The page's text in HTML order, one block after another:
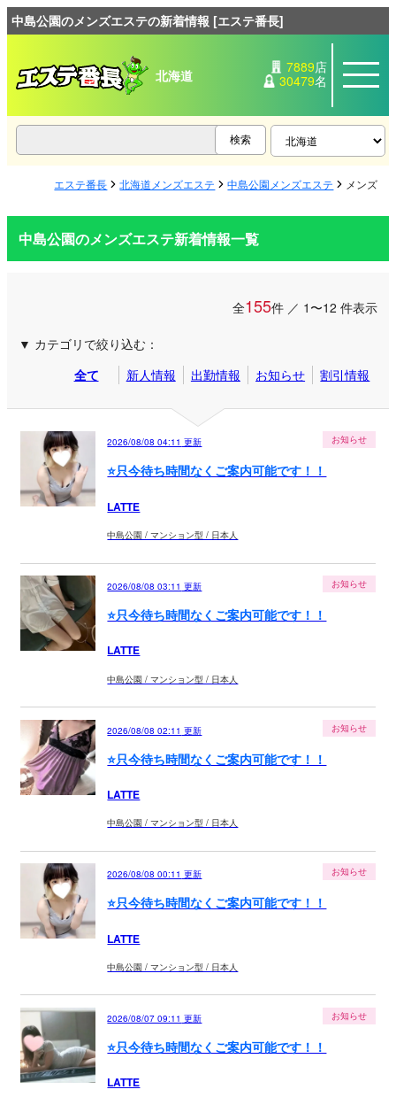
中島公園のメンズエステの新着情報 [エステ番長]
北海道 7889店
30479名
エステ番長 北海道メンズエステ 中島公園メンズエステ メンズエ
中島公園のメンズエステ新着情報一覧
全155件 ／ 1〜12 件表示
カテゴリで絞り込む：
全て
新人情報 出勤情報 お知らせ 割引情報
お知らせ
2026/08/08 04:11 更新
⭐️只今待ち時間なくご案内可能です！！
LATTE
中島公園 / マンション型 / 日本人
お知らせ
2026/08/08 03:11 更新
⭐️只今待ち時間なくご案内可能です！！
LATTE
中島公園 / マンション型 / 日本人
お知らせ
2026/08/08 02:11 更新
⭐️只今待ち時間なくご案内可能です！！
LATTE
中島公園 / マンション型 / 日本人
お知らせ
2026/08/08 00:11 更新
⭐️只今待ち時間なくご案内可能です！！
LATTE
中島公園 / マンション型 / 日本人
お知らせ
2026/08/07 09:11 更新
⭐️只今待ち時間なくご案内可能です！！
LATTE